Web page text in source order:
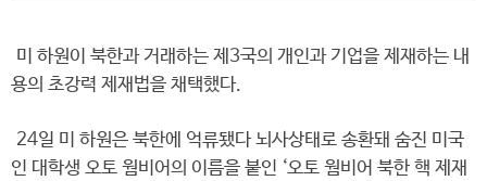
미 하원이 북한과 거래하는 제3국의 개인과 기업을 제재하는 내
용의 초강력 제재법을 채택했다.
24일 미 하원은 북한에 억류됐다 뇌사상태로 송환돼 숨진 미국
인 대학생 오토 웜비어의 이름을 붙인 ‘오토 웜비어 북한 핵 제재